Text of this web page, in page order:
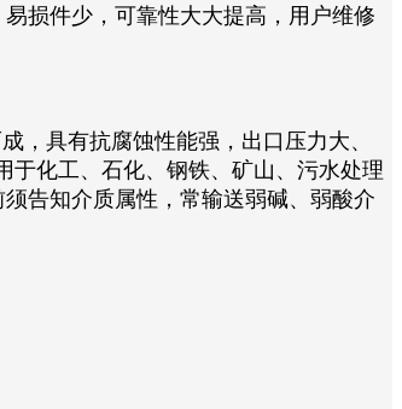
损件少，可靠性大大提高，用户维修
具有抗腐蚀性能强，出口压力大、
于化工、石化、钢铁、矿山、污水处理
告知介质属性，常输送弱碱、弱酸介